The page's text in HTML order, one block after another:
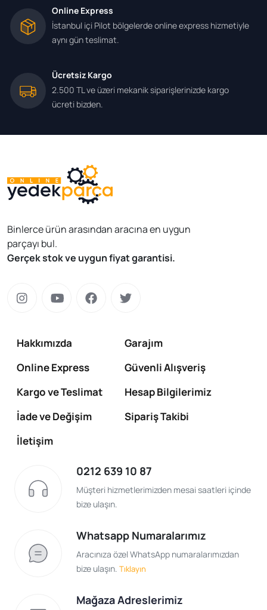
Online Express
İstanbul içi Pilot bölgelerde online express hizmetiyle
aynı gün teslimat.
Ücretsiz Kargo
2.500 TL ve üzeri mekanik siparişlerinizde kargo
ücreti bizden.
Binlerce ürün arasından aracına en uygun
parçayı bul.
Gerçek stok ve uygun fiyat garantisi.
Hakkımızda
Garajım
Online Express
Güvenli Alışveriş
Kargo ve Teslimat
Hesap Bilgilerimiz
İade ve Değişim
Sipariş Takibi
İletişim
0212 639 10 87
Müşteri hizmetlerimizden mesai saatleri içinde
bize ulaşın.
Whatsapp Numaralarımız
Aracınıza özel WhatsApp numaralarımızdan
bize ulaşın. Tıklayın
Mağaza Adreslerimiz